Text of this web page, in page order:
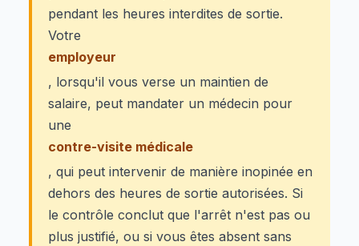
pendant les heures interdites de sortie.
Votre
employeur
, lorsqu'il vous verse un maintien de
salaire, peut mandater un médecin pour
une
contre-visite médicale
, qui peut intervenir de manière inopinée en
dehors des heures de sortie autorisées. Si
le contrôle conclut que l'arrêt n'est pas ou
plus justifié, ou si vous êtes absent sans